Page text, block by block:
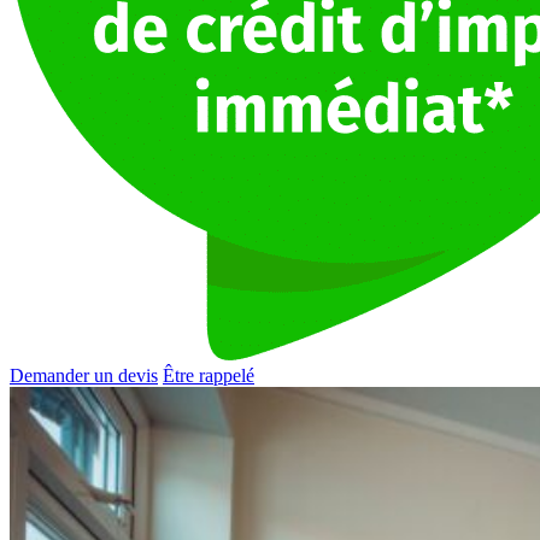
Demander un devis Être rappelé